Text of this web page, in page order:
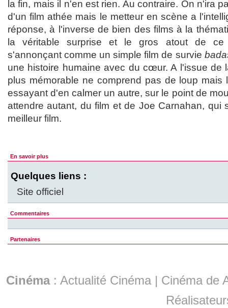
la fin, mais il n'en est rien. Au contraire. On n'ira
d'un film athée mais le metteur en scène a
réponse, à l'inverse de bien des films à la
la véritable surprise et le gros atout de
s'annonçant comme un simple film de survie
une histoire humaine avec du cœur. A l'issue de
plus mémorable ne comprend pas de loup mais
essayant d'en calmer un autre, sur le point de
attendre autant, du film et de Joe Carnahan, qui
meilleur film.
En savoir plus
Quelques liens :
Site officiel
Commentaires
Partenaires
Cinéma: Actualité Cinéma | Cinéma de